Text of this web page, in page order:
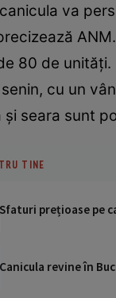
va
80 de unități.
cu un
seara sunt
TINE
Sfaturi prețioase pe
Canicula revine în